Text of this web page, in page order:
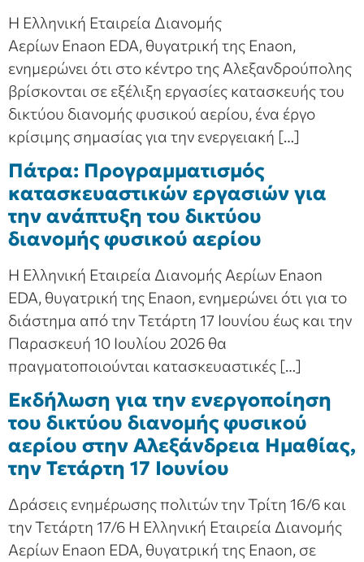
Η Ελληνική Εταιρεία Διανομής
Αερίων Enaon EDA, θυγατρική της Enaon,
ενημερώνει ότι στο κέντρο της Αλεξανδρούπολης
βρίσκονται σε εξέλιξη εργασίες κατασκευής του
δικτύου διανομής φυσικού αερίου, ένα έργο
κρίσιμης σημασίας για την ενεργειακή […]
Πάτρα: Προγραμματισμός
κατασκευαστικών εργασιών για
την ανάπτυξη του δικτύου
διανομής φυσικού αερίου
Η Ελληνική Εταιρεία Διανομής Αερίων Enaon
EDA, θυγατρική της Enaon, ενημερώνει ότι για το
διάστημα από την Τετάρτη 17 Ιουνίου έως και την
Παρασκευή 10 Ιουλίου 2026 θα
πραγματοποιούνται κατασκευαστικές […]
Εκδήλωση για την ενεργοποίηση
του δικτύου διανομής φυσικού
αερίου στην Αλεξάνδρεια Ημαθίας,
την Τετάρτη 17 Ιουνίου
Δράσεις ενημέρωσης πολιτών την Τρίτη 16/6 και
την Τετάρτη 17/6 Η Ελληνική Εταιρεία Διανομής
Αερίων Enaon EDA, θυγατρική της Enaon, σε